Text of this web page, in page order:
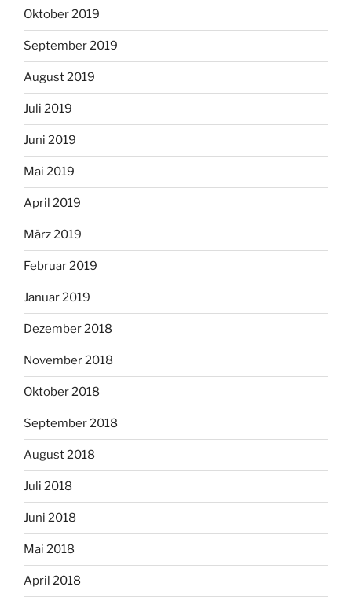
Oktober 2019
September 2019
August 2019
Juli 2019
Juni 2019
Mai 2019
April 2019
März 2019
Februar 2019
Januar 2019
Dezember 2018
November 2018
Oktober 2018
September 2018
August 2018
Juli 2018
Juni 2018
Mai 2018
April 2018